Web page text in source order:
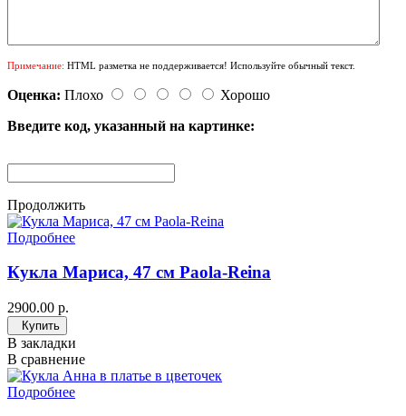
Примечание: HTML разметка не поддерживается! Используйте обычный текст.
Оценка: Плохо
Хорошо
Введите код, указанный на картинке:
Продолжить
Подробнее
Кукла Мариса, 47 см Paola-Reina
2900.00 р.
Купить
В закладки
В сравнение
Подробнее